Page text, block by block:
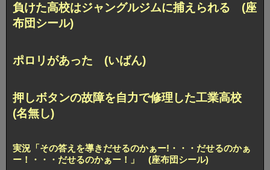
負けた高校はジャングルジムに捕えられる (座
布団シール)
ポロリがあった (いばん)
押しボタンの故障を自力で修理した工業高校
(名無し)
実況「その答えを導きだせるのかぁー! ・・・だせるのかぁ
ー！・・・だせるのかぁー！」 (座布団シール)